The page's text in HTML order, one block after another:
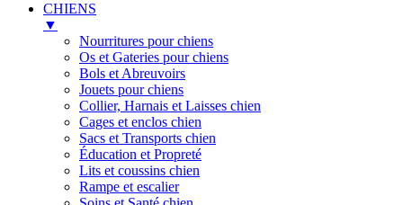
CHIENS
▼
Nourritures pour chiens
Os et Gateries pour chiens
Bols et Abreuvoirs
Jouets pour chiens
Collier, Harnais et Laisses chien
Cages et enclos chien
Sacs et Transports chien
Éducation et Propreté
Lits et coussins chien
Rampe et escalier